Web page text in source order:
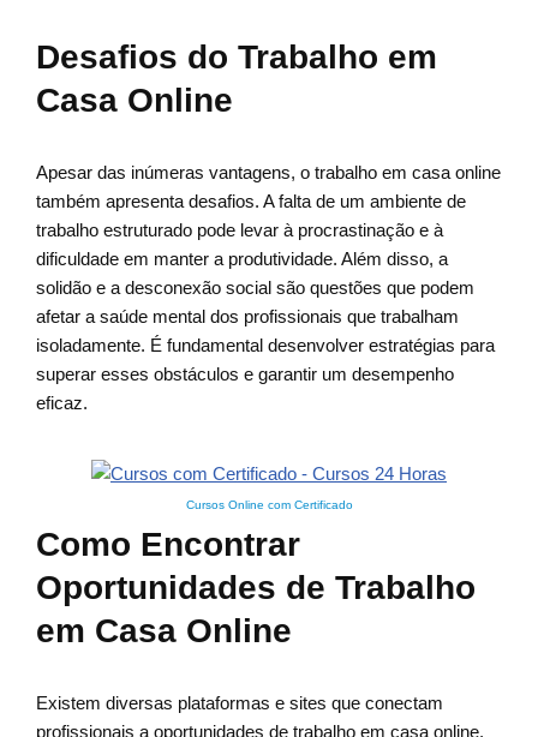
Desafios do Trabalho em
Casa Online
Apesar das inúmeras vantagens, o trabalho em casa online
também apresenta desafios. A falta de um ambiente de
trabalho estruturado pode levar à procrastinação e à
dificuldade em manter a produtividade. Além disso, a
solidão e a desconexão social são questões que podem
afetar a saúde mental dos profissionais que trabalham
isoladamente. É fundamental desenvolver estratégias para
superar esses obstáculos e garantir um desempenho
eficaz.
Cursos Online com Certificado
Como Encontrar
Oportunidades de Trabalho
em Casa Online
Existem diversas plataformas e sites que conectam
profissionais a oportunidades de trabalho em casa online.